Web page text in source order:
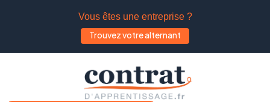
Vous êtes une entreprise ?
Trouvez votre alternant